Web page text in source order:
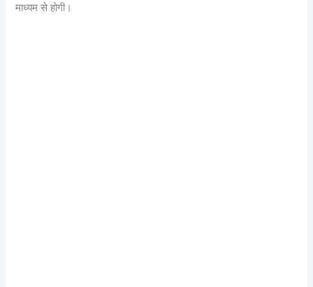
माध्यम से होगी।